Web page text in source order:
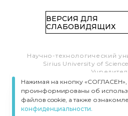
ВЕРСИЯ ДЛЯ
СЛАБОВИДЯЩИХ
Научно-технологический
Sirius University of
Образовательный Фонд
Федеральная
Тел.:8 (800)
Нажимая на кнопку «СОГЛАСЕН»,
проинформированы об
файлов cookie, а также
конфиденциальности.